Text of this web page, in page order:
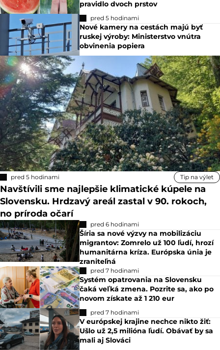
pravidlo dvoch prstov
pred 5 hodinami
Nové kamery na cestách majú byť
ruskej výroby: Ministerstvo vnútra
obvinenia popiera
pred 5 hodinami Tip na výlet
Navštívili sme najlepšie klimatické kúpele na
Slovensku. Hrdzavý areál zastal v 90. rokoch,
no príroda očarí
pred 6 hodinami
Šíria sa nové výzvy na mobilizáciu
migrantov: Zomrelo už 100 ľudí, hrozí
humanitárna kríza. Európska únia je
zraniteľná
pred 7 hodinami
Systém opatrovania na Slovensku
čaká veľká zmena. Pozrite sa, ako po
novom získate až 1 210 eur
pred 7 hodinami
V európskej krajine nechce nikto žiť:
Ušlo už 2,5 milióna ľudí. Obávať by sa
mali aj Slováci